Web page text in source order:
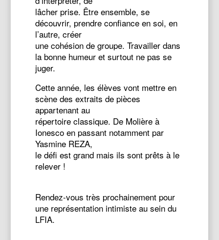
lâcher prise. Être ensemble, se
découvrir, prendre confiance en soi, en
l’autre, créer
une cohésion de groupe. Travailler dans
la bonne humeur et surtout ne pas se
juger.
Cette année, les élèves vont mettre en
scène des extraits de pièces
appartenant au
répertoire classique. De Molière à
Ionesco en passant notamment par
Yasmine REZA,
le défi est grand mais ils sont prêts à le
relever !
Rendez-vous très prochainement pour
une représentation intimiste au sein du
LFIA.